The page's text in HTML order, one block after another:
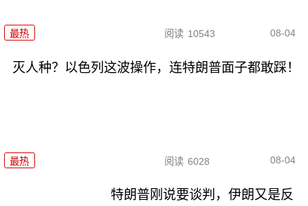
最热 阅读 10543 08-04
灭人种？以色列这波操作，连特朗普面子都敢踩！
最热 阅读 6028 08-04
特朗普刚说要谈判，伊朗又是反